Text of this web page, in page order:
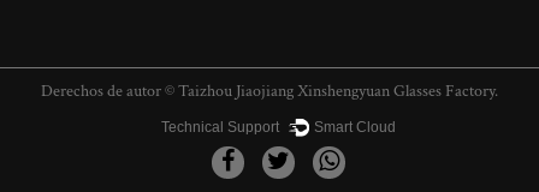
Derechos de autor © Taizhou Jiaojiang Xinshengyuan Glasses Factory.
Technical Support ： Smart Cloud